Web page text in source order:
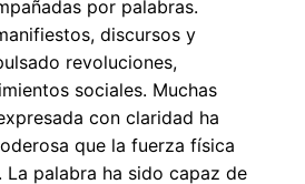
por palabras.
discursos y
revoluciones,
sociales. Muchas
con claridad ha
que la fuerza física
La palabra ha sido capaz de